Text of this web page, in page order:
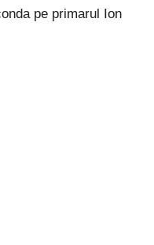
pe primarul Ion